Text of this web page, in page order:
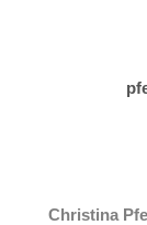
Christina